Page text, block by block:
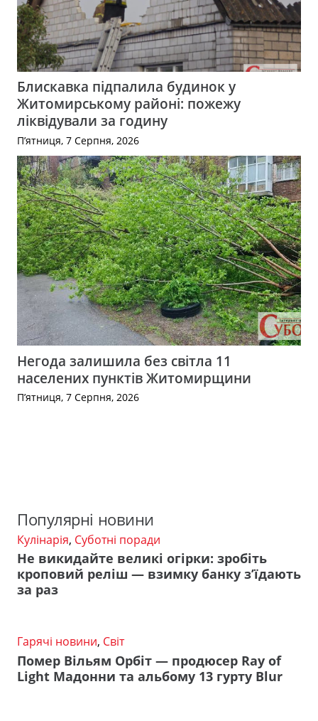
Блискавка підпалила будинок у
Житомирському районі: пожежу
ліквідували за годину
П’ятниця, 7 Серпня, 2026
Негода залишила без світла 11
населених пунктів Житомирщини
П’ятниця, 7 Серпня, 2026
Популярні новини
Кулінарія, Суботні поради
Не викидайте великі огірки: зробіть
кроповий реліш — взимку банку з’їдають
за раз
Гарячі новини, Світ
Помер Вільям Орбіт — продюсер Ray of
Light Мадонни та альбому 13 гурту Blur